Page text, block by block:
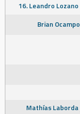
16. Leandro Lozano
Brian Ocampo
Mathías Laborda